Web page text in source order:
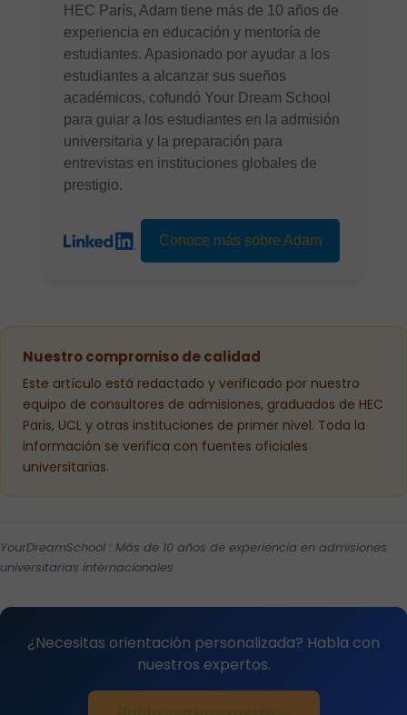
HEC París, Adam tiene más de 10 años de
experiencia en educación y mentoría de
estudiantes. Apasionado por ayudar a los
estudiantes a alcanzar sus sueños
académicos, cofundó Your Dream School
para guiar a los estudiantes en la admisión
universitaria y la preparación para
entrevistas en instituciones globales de
prestigio.
Conoce más sobre Adam
Nuestro compromiso de calidad
Este artículo está redactado y verificado por nuestro
equipo de consultores de admisiones, graduados de HEC
Paris, UCL y otras instituciones de primer nivel. Toda la
información se verifica con fuentes oficiales
universitarias.
YourDreamSchool : Más de 10 años de experiencia en admisiones
universitarias internacionales
¿Necesitas orientación personalizada? Habla con
nuestros expertos.